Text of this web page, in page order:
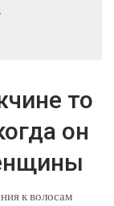
то
он
к волосам